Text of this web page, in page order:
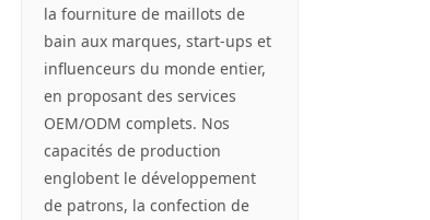
la fourniture de maillots de
bain aux marques, start-ups et
influenceurs du monde entier,
en proposant des services
OEM/ODM complets. Nos
capacités de production
englobent le développement
de patrons, la confection de